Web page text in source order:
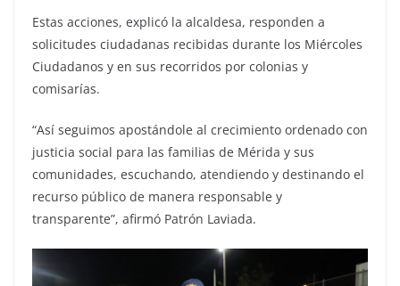
Estas acciones, explicó la alcaldesa, responden a
solicitudes ciudadanas recibidas durante los Miércoles
Ciudadanos y en sus recorridos por colonias y
comisarías.
“Así seguimos apostándole al crecimiento ordenado con
justicia social para las familias de Mérida y sus
comunidades, escuchando, atendiendo y destinando el
recurso público de manera responsable y
transparente”, afirmó Patrón Laviada.